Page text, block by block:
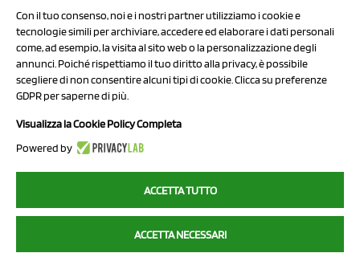
Privacy Policy
Cookie Policy
Chi Siamo
2023 NCX Drahorad srl - All rights reserved
myfruit.it è parte del network diNCX DRAHORAD
NCX Drahorad - Via Provinciale Vignola-Sassuolo 315/1 - 41057
Con il tuo consenso, noi e i nostri partner utilizziamo i cookie e
tecnologie simili per archiviare, accedere ed elaborare i dati personali
come, ad esempio, la visita al sito web o la personalizzazione degli
annunci. Poiché rispettiamo il tuo diritto alla privacy, è possibile
scegliere di non consentire alcuni tipi di cookie. Clicca su preferenze
GDPR per saperne di più.
Visualizza la Cookie Policy Completa
Powered by
ACCETTA TUTTO
ACCETTA NECESSARI